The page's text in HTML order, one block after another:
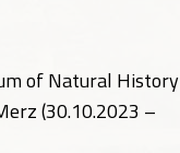
of Natural History
(30.10.2023 –